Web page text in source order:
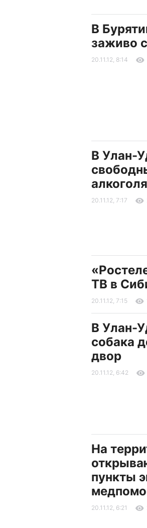
В
заживо
20.11.12, 8:14
В Улан-
алкоголя
20.11.12, 7:17
ТВ в
20.11.12, 7:15
В Улан-
собака
двор
20.11.12, 6:42
На
пункты
20.11.12, 6:21